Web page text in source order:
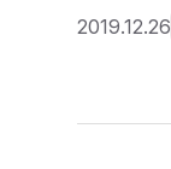
2019.12.26